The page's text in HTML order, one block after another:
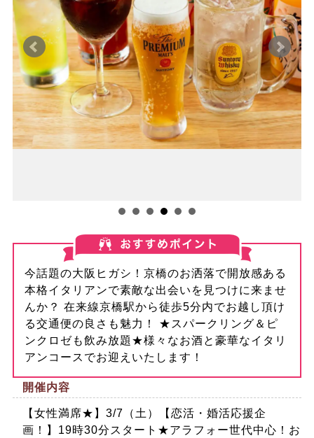
今話題の大阪ヒガシ！京橋のお洒落で開放感ある
本格イタリアンで素敵な出会いを見つけに来ませ
んか？ 在来線京橋駅から徒歩5分内でお越し頂け
る交通便の良さも魅力！ ★スパークリング＆ピ
ンクロゼも飲み放題★様々なお酒と豪華なイタリ
アンコースでお迎えいたします！
開催内容
【女性満席★】3/7（土）【恋活・婚活応援企
画！】19時30分スタート★アラフォー世代中心！お